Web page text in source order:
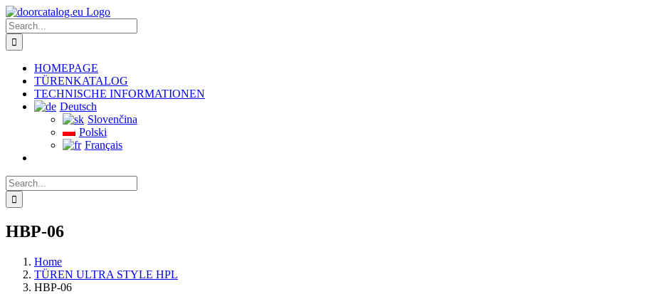
Skip
to
content
Search
for:
HOMEPAGE
TÜRENKATALOG
TECHNISCHE INFORMATIONEN
Deutsch
Slovenčina
Polski
Français
Search
for:
HBP-06
Home
TÜREN ULTRA STYLE HPL
HBP-06